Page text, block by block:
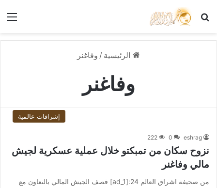
بحث عن
الرئيسية / وفاغنر
وفاغنر
إشراقات عالمية
eshrag
0
222
نزوح سكان من تمبكتو خلال عملية عسكرية لجيش
مالي وفاغنر
من صحيفة اشراق العالم 24:[ad_1] قصف الجيش المالي بالتعاون مع